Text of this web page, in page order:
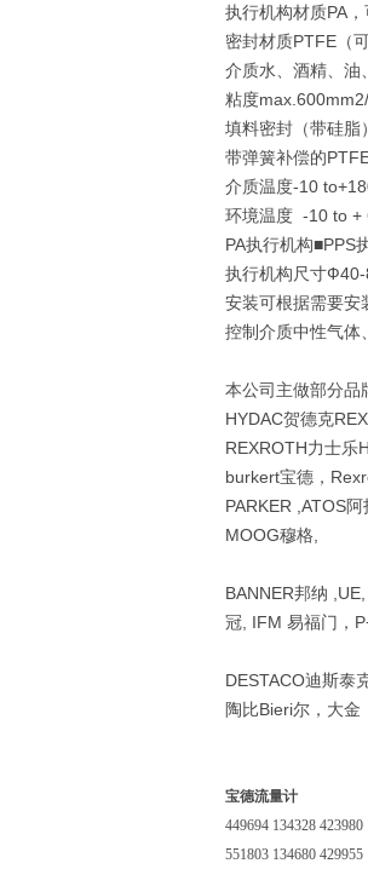
执行机构材质PA
密封材质PTFE（
介质水、酒精、油
粘度
填料密封（带硅脂
带弹簧补偿的
介质温度-10
环境温度 -10 to +
PA执行机构■PPS
执行机构尺寸
安装可根据需要安
控制介质中性气体
本公司主做部分品
HYDAC贺德克
REXROTH力士乐
burkert宝德，
PARKER ,ATOS
MOOG穆格,
BANNER邦纳
冠, IFM 易福门，
DESTACO迪斯泰
陶比Bieri尔，大金
宝德流量计
449694 134328
551803 134680